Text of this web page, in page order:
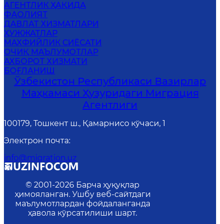
АГЕНТЛИК ҲАҚИДА
ФАОЛИЯТ
ДАВЛАТ ХИЗМАТЛАРИ
ҲУЖЖАТЛАР
MАХФИЙЛИК СИЁСАТИ
ОЧИҚ МАЪЛУМОТЛАР
АХБОРОТ ХИЗМАТИ
БОҒЛАНИШ
Ўзбекистон Республикаси Вазирлар
Маҳкамаси Ҳузуридаги Миграция
Агентлиги
100179, Тошкент ш., Қамарнисо кўчаси, 1
Электрон почта:
info@migration.uz
© 2001-2026 Барча ҳуқуқлар
ҳимояланган. Ушбу веб-сайтдаги
маълумотлардан фойдаланганда
ҳавола кўрсатилиши шарт.